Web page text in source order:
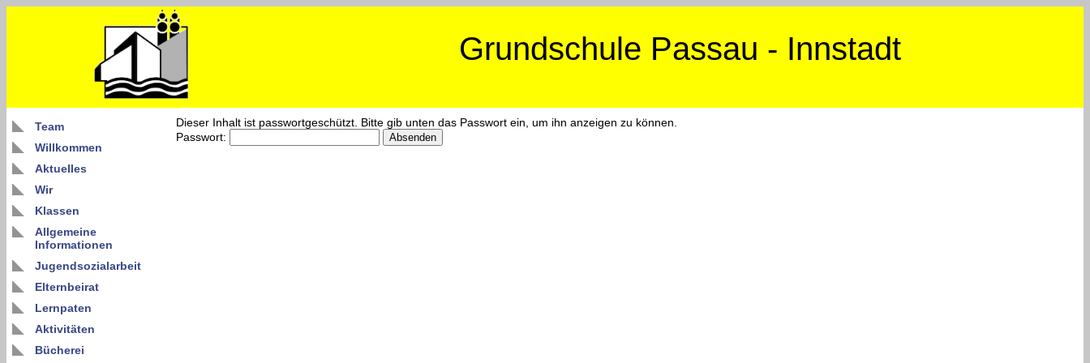
Grundschule Passau - Innstadt
Team
Willkommen
Aktuelles
Wir
Klassen
Allgemeine
Informationen
Jugendsozialarbeit
Elternbeirat
Lernpaten
Aktivitäten
Bücherei
Dieser Inhalt ist passwortgeschützt. Bitte gib unten das Passwort ein, um ihn anzeigen zu können.
Passwort: